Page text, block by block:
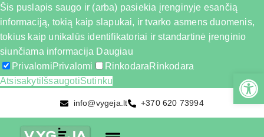
Šis puslapis saugo ir (arba) pasiekia įrenginyje esančią
informaciją, tokią kaip slapukai, ir tvarko asmens duomenis,
tokius kaip unikalūs identifikatoriai ir standartinė įrenginio
siunčiama informacija Daugiau
PrivalomiPrivalomi RinkodaraRinkodara
Atsisakyti IšsaugotiSutinku
info@vygeja.lt +370 620 73994